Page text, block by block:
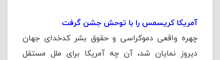
آمریکا کریسمس را با توحش جشن گرفت
چهره واقعی دموکراسی و حقوق بشر کدخدای جهان
دیروز نمایان شد، آن چه آمریکا برای ملل مستقل